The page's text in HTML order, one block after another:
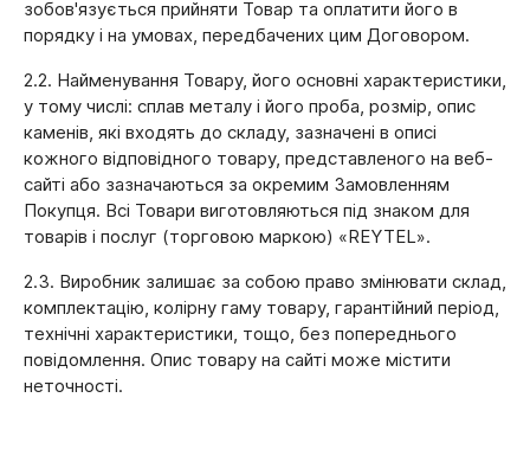
зобов'язується прийняти Товар та оплатити його в
порядку і на умовах, передбачених цим Договором.
2.2. Найменування Товару, його основні характеристики,
у тому числі: сплав металу і його проба, розмір, опис
каменів, які входять до складу, зазначені в описі
кожного відповідного товару, представленого на веб-
сайті або зазначаються за окремим Замовленням
Покупця. Всі Товари виготовляються під знаком для
товарів і послуг (торговою маркою) «REYTEL».
2.3. Виробник залишає за собою право змінювати склад,
комплектацію, колірну гаму товару, гарантійний період,
технічні характеристики, тощо, без попереднього
повідомлення. Опис товару на сайті може містити
неточності.